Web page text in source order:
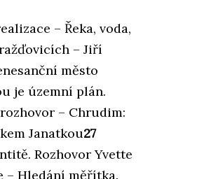
– Řeka, voda,
– Jiří
město
je územní plán.
rozhovor – Chrudim:
Janatkou27
Rozhovor Yvette
– Hledání měřítka.